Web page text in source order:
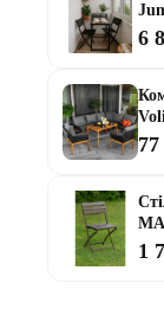
Меблі для балконів
Меблі для дачі
Меблі для тераси
Модульні меблі з
6
1